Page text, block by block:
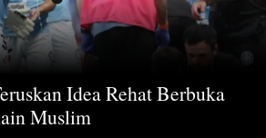
Idea Rehat Berbuka
Muslim